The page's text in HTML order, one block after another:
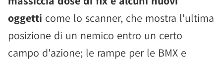
oggetti come lo scanner, che mostra l'ultima
posizione di un nemico entro un certo
campo d'azione; le rampe per le BMX e